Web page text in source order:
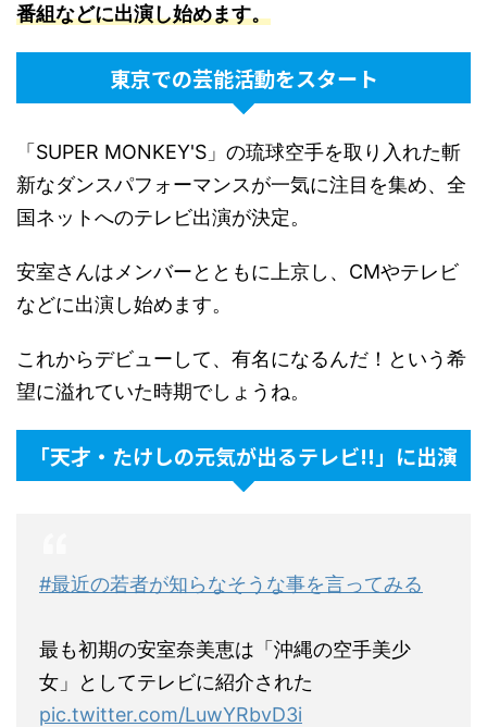
番組などに出演し始めます。
東京での芸能活動をスタート
「SUPER MONKEY'S」の琉球空手を取り入れた斬
新なダンスパフォーマンスが一気に注目を集め、全
国ネットへのテレビ出演が決定。
安室さんはメンバーとともに上京し、CMやテレビ
などに出演し始めます。
これからデビューして、有名になるんだ！という希
望に溢れていた時期でしょうね。
「天才・たけしの元気が出るテレビ!!」に出演
#最近の若者が知らなそうな事を言ってみる
最も初期の安室奈美恵は「沖縄の空手美少
女」としてテレビに紹介された
pic.twitter.com/LuwYRbvD3i